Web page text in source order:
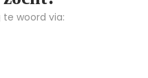
woord via: